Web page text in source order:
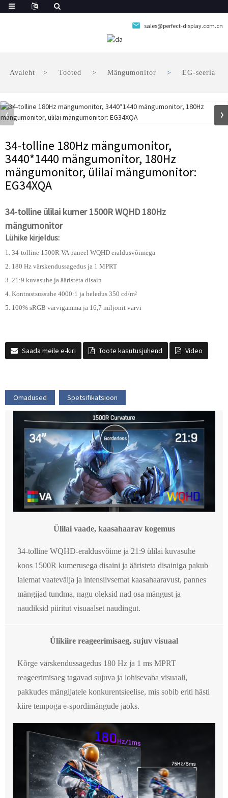
sales@perfect-display.com.cn
Avaleht Tooted Mängumonitor EG-seeria
34-tolline 180Hz mängumonitor,
3440*1440 mängumonitor, 180Hz
mängumonitor, ülilai mängumonitor:
EG34XQA
34-tolline ülilai kumer 1500R WQHD 180Hz
mängumonitor
Lühike kirjeldus:
1. 34-tolline 1500R VA paneel WQHD eraldusvõimega
2. 180 Hz värskendussagedus ja 1 MPRT
3. 21:9 kuvasuhe ja ääristeta disain
4. Kontrastsussuhe 4000:1 ja heledus 350 cd/m²
5. 100% sRGB värvigamma ja 16,7 miljonit värvi
Saada meile e-kiri Toote kasutusjuhend Video
Omadused Spetsifikatsioon
Ülilai vaade, kaasahaarav kogemus
34-tolline WQHD-eraldusvõime ja 21:9 ülilai kuvasuhe
koos 1500R kumerusega disaini ja ääristeta disainiga pakub
laiemat vaatevälja ja intensiivsemat kaasahaaravust, pannes
mängijad tundma, nagu oleksid nad osa mängust ja
naudiksid piiritut visuaalset naudingut.
Ülikiire reageerimisaeg, sujuv visuaal
Kõrge värskendussagedus 180 Hz ja 1 ms MPRT
reageerimisaeg tagavad sujuva ja lohisevaba visuaali,
pakkudes mängijatele konkurentsieelise, mis sobib eriti hästi
kiire tempoga e-spordimängude jaoks.